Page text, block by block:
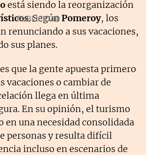
está siendo la reorganización
. SegúnPomeroy, los
renunciando a sus vacaciones,
sus planes.
que la gente apuesta primero
vacaciones o cambiar de
llega en última
En su opinión, el turismo
en una necesidad consolidada
personas y resulta difícil
incluso en escenarios de